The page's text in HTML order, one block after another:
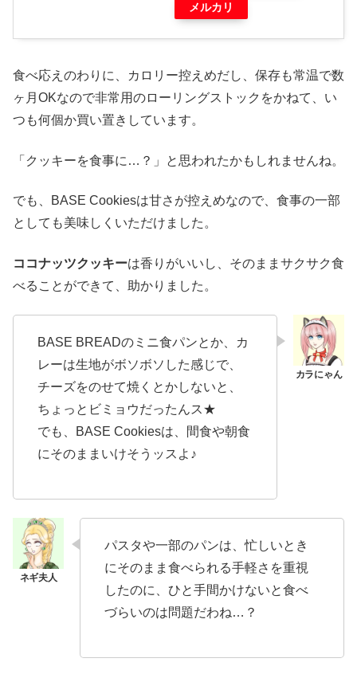
メルカリ
食べ応えのわりに、カロリー控えめだし、保存も常温で数
ヶ月OKなので非常用のローリングストックをかねて、い
つも何個か買い置きしています。
「クッキーを食事に…？」と思われたかもしれませんね。
でも、BASE Cookiesは甘さが控えめなので、食事の一部
としても美味しくいただけました。
ココナッツクッキーは香りがいいし、そのままサクサク食
べることができて、助かりました。
BASE BREADのミニ食パンとか、カ
レーは生地がボソボソした感じで、
チーズをのせて焼くとかしないと、
ちょっとビミョウだったんス★
でも、BASE Cookiesは、間食や朝食
にそのままいけそうッスよ♪
パスタや一部のパンは、忙しいとき
にそのまま食べられる手軽さを重視
したのに、ひと手間かけないと食べ
づらいのは問題だわね…？